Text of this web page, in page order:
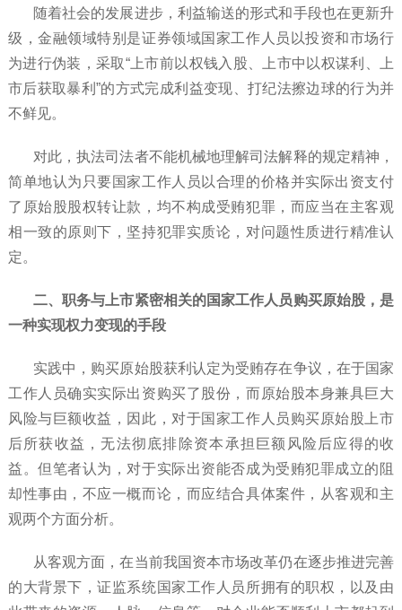
随着社会的发展进步，利益输送的形式和手段也在更新升
级，金融领域特别是证券领域国家工作人员以投资和市场行
为进行伪装，采取“上市前以权钱入股、上市中以权谋利、上
市后获取暴利”的方式完成利益变现、打纪法擦边球的行为并
不鲜见。
对此，执法司法者不能机械地理解司法解释的规定精神，
简单地认为只要国家工作人员以合理的价格并实际出资支付
了原始股股权转让款，均不构成受贿犯罪，而应当在主客观
相一致的原则下，坚持犯罪实质论，对问题性质进行精准认
定。
二、职务与上市紧密相关的国家工作人员购买原始股，是
一种实现权力变现的手段
实践中，购买原始股获利认定为受贿存在争议，在于国家
工作人员确实实际出资购买了股份，而原始股本身兼具巨大
风险与巨额收益，因此，对于国家工作人员购买原始股上市
后所获收益，无法彻底排除资本承担巨额风险后应得的收
益。但笔者认为，对于实际出资能否成为受贿犯罪成立的阻
却性事由，不应一概而论，而应结合具体案件，从客观和主
观两个方面分析。
从客观方面，在当前我国资本市场改革仍在逐步推进完善
的大背景下，证监系统国家工作人员所拥有的职权，以及由